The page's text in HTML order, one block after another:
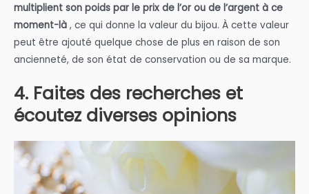
multiplient son poids par le prix de l’or ou de l’argent à ce
moment-là , ce qui donne la valeur du bijou. À cette valeur
peut être ajouté quelque chose de plus en raison de son
ancienneté, de son état de conservation ou de sa marque.
4. Faites des recherches et
écoutez diverses opinions